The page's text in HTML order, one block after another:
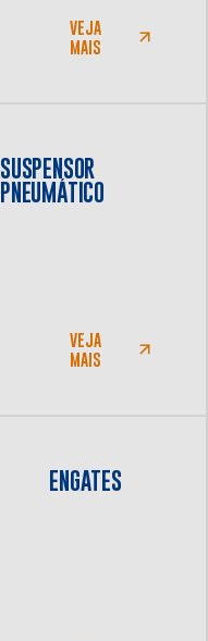
8x2VEJA
MAIS
SUSPENSOR
PNEUMÁTICO
VEJA
MAIS
ENGATES